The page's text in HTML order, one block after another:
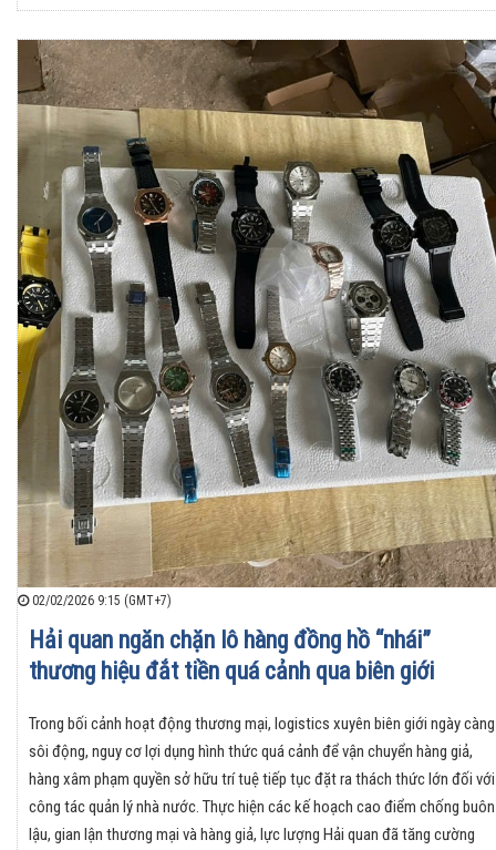
02/02/2026 9:15 (GMT+7)
Hải quan ngăn chặn lô hàng đồng hồ “nhái”
thương hiệu đắt tiền quá cảnh qua biên giới
Trong bối cảnh hoạt động thương mại, logistics xuyên biên giới ngày càng
sôi động, nguy cơ lợi dụng hình thức quá cảnh để vận chuyển hàng giả,
hàng xâm phạm quyền sở hữu trí tuệ tiếp tục đặt ra thách thức lớn đối với
công tác quản lý nhà nước. Thực hiện các kế hoạch cao điểm chống buôn
lậu, gian lận thương mại và hàng giả, lực lượng Hải quan đã tăng cường